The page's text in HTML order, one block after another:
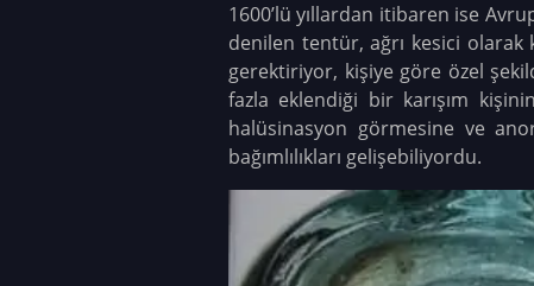
1600’lü yıllardan itibaren ise
denilen tentür, ağrı kesici olarak
gerektiriyor, kişiye göre özel
fazla eklendiği bir karışım
halüsinasyon görmesine ve
bağımlılıkları gelişebiliyordu.